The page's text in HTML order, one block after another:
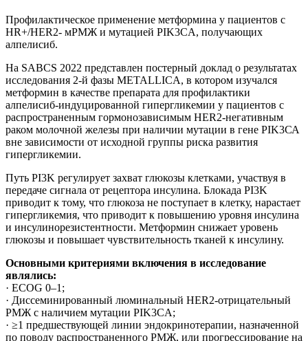
Профилактическое применение метформина у пациентов с
HR+/HER2- мРМЖ и мутацией PIK3CA, получающих
алпелисиб.
На SABCS 2022 представлен постерный доклад о результатах
исследования 2-й фазы METALLICA, в котором изучался
метформин в качестве препарата для профилактики
алпелисиб-индуцированной гипергликемии у пациентов с
распространенным гормонозависимым HER2-негативным
раком молочной железы при наличии мутации в гене PIK3СА
вне зависимости от исходной группы риска развития
гипергликемии.
Путь PI3K регулирует захват глюкозы клетками, участвуя в
передаче сигнала от рецептора инсулина. Блокада PI3K
приводит к тому, что глюкоза не поступает в клетку, нарастает
гипергликемия, что приводит к повышению уровня инсулина
и инсулинорезистентности. Метформин снижает уровень
глюкозы и повышает чувствительность тканей к инсулину.
Основными критериями включения в исследование
являлись:
· ECOG 0–1;
· Диссеминированный люминальный HER2-отрицательный
РМЖ с наличием мутации PIK3CA;
· ≥1 предшествующей линии эндокринотерапии, назначенной
по поводу распространенного РМЖ, или прогрессирование на